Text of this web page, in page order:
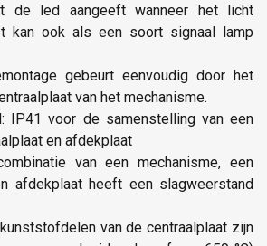
de led aangeeft wanneer het licht
kan ook als een soort signaal lamp
gebeurt eenvoudig door het
van het mechanisme.
IP41 voor de samenstelling van een
en afdekplaat
van een mechanisme, een
afdekplaat heeft een slagweerstand
van de centraalplaat zijn